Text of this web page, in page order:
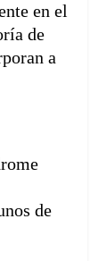
en el
de
a
de